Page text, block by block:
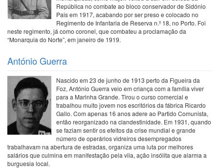
República no combate ao bloco conservador de Sidónio
Pais em 1917, acabando por ser preso e colocado no
Regimento de Infantaria de Reserva n.º 18, no Porto. Foi
neste regimento, já como coronel, que combateu a proclamação da
“Monarquia do Norte”, em janeiro de 1919.
António Guerra
Nascido em 23 de junho de 1913 perto da Figueira da
Foz, António Guerra veio em criança com a família viver
para a Marinha Grande. Tirou o curso comercial e
trabalhou muito jovem nos escritórios da fábrica Ricardo
Gallo. Com apenas 16 anos adere ao Partido Comunista,
então reorganizado na clandestinidade. Em 1931, quando
se faziam sentir os efeitos da crise mundial e grande
número de operários vidreiros desempregados
trabalhavam na abertura de estradas, organiza uma luta por melhores
salários que culmina em manifestação pela vila, ação insólita que alarma a
burguesia local.